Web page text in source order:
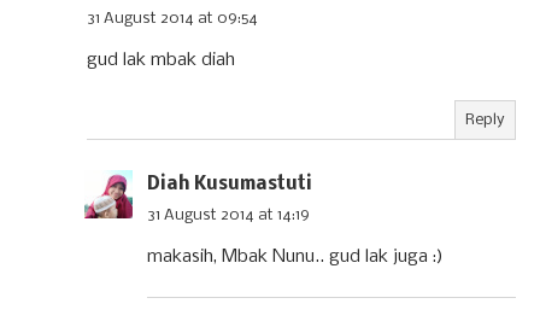
31 August 2014 at 09:54
gud lak mbak diah
Reply
Diah Kusumastuti
31 August 2014 at 14:19
makasih, Mbak Nunu.. gud lak juga :)